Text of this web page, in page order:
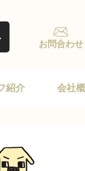
お問合わせ
紹介 会社